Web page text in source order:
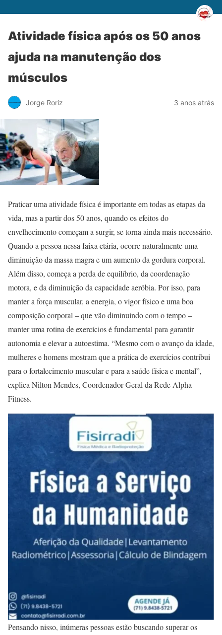
Atividade física após os 50 anos
ajuda na manutenção dos
músculos
Jorge Roriz 3 anos atrás
Praticar uma atividade física é importante em todas as etapas da
vida, mas a partir dos 50 anos, quando os efeitos do
envelhecimento começam a surgir, se torna ainda mais necessário.
Quando a pessoa nessa faixa etária, ocorre naturalmente uma
diminuição da massa magra e um aumento da gordura corporal.
Além disso, começa a perda de equilíbrio, da coordenação
motora, e da diminuição da capacidade aeróbia. Por isso, para
manter a força muscular, a energia, o vigor físico e uma boa
composição corporal – que vão diminuindo com o tempo –
manter uma rotina de exercícios é fundamental para garantir
autonomia e elevar a autoestima. “Mesmo com o avanço da idade,
mulheres e homens mostram que a prática de exercícios contribui
para o fortalecimento muscular e para a saúde física e mental”,
explica Nilton Mendes, Coordenador Geral da Rede Alpha
Fitness.
Pensando nisso, inúmeras pessoas estão buscando superar os